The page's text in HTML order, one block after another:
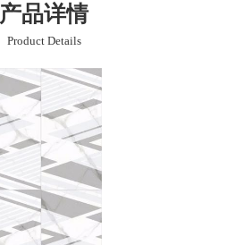
产品详情
Product Details